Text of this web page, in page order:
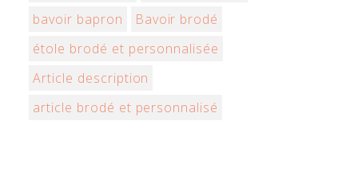
bavoir bapron
Bavoir brodé
étole brodé et personnalisée
Article description
article brodé et personnalisé